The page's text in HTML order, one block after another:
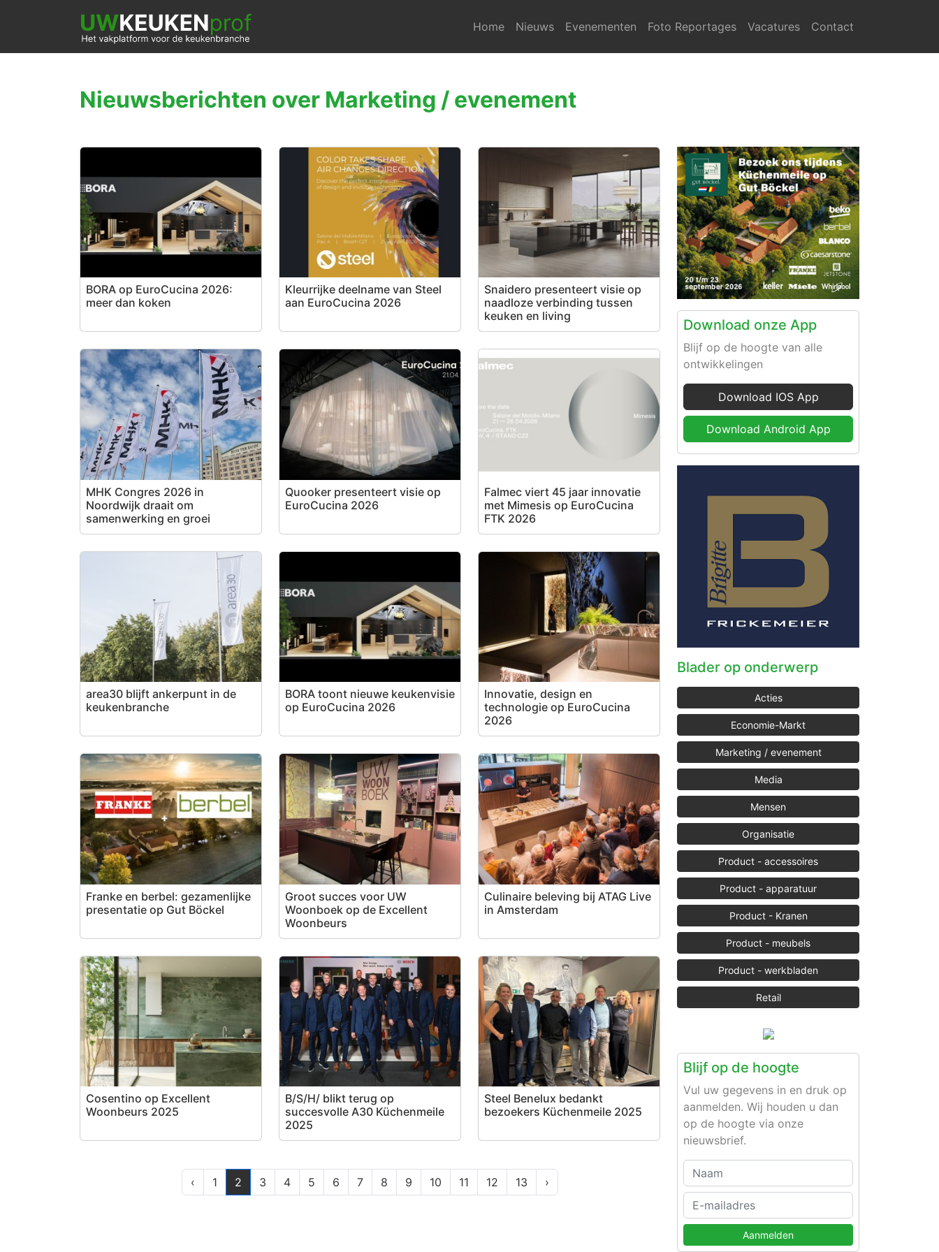
Home Nieuws Evenementen Foto Reportages Vacatures Contact
Nieuwsberichten over Marketing / evenement
BORA op EuroCucina 2026:
meer dan koken
Kleurrijke deelname van Steel
aan EuroCucina 2026
Snaidero presenteert visie op
naadloze verbinding tussen
keuken en living
MHK Congres 2026 in
Noordwijk draait om
samenwerking en groei
Quooker presenteert visie op
EuroCucina 2026
Falmec viert 45 jaar innovatie
met Mimesis op EuroCucina
FTK 2026
area30 blijft ankerpunt in de
keukenbranche
BORA toont nieuwe keukenvisie
op EuroCucina 2026
Innovatie, design en
technologie op EuroCucina
2026
Franke en berbel: gezamenlijke
presentatie op Gut Böckel
Groot succes voor UW
Woonboek op de Excellent
Woonbeurs
Culinaire beleving bij ATAG Live
in Amsterdam
Cosentino op Excellent
Woonbeurs 2025
B/S/H/ blikt terug op
succesvolle A30 Küchenmeile
2025
Steel Benelux bedankt
bezoekers Küchenmeile 2025
‹ 1 2 3 4 5 6 7 8 9 10 11 12 13 ›
Download onze App
Blijf op de hoogte van alle
ontwikkelingen
Download IOS App
Download Android App
Blader op onderwerp
Acties
Economie-Markt
Marketing / evenement
Media
Mensen
Organisatie
Product - accessoires
Product - apparatuur
Product - Kranen
Product - meubels
Product - werkbladen
Retail
Blijf op de hoogte
Vul uw gegevens in en druk op
aanmelden. Wij houden u dan
op de hoogte via onze
nieuwsbrief.
Aanmelden